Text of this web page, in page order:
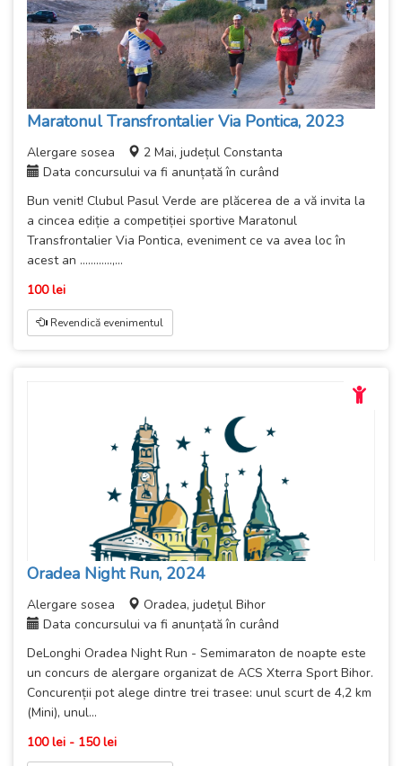
Maratonul Transfrontalier Via Pontica, 2023
Alergare sosea
2 Mai, județul Constanta
Data concursului va fi anunțată în curând
Bun venit! Clubul Pasul Verde are plăcerea de a vă invita la
a cincea ediție a competiției sportive Maratonul
Transfrontalier Via Pontica, eveniment ce va avea loc în
acest an ............,...
100 lei
Revendică evenimentul
Oradea Night Run, 2024
Alergare sosea
Oradea, județul Bihor
Data concursului va fi anunțată în curând
DeLonghi Oradea Night Run - Semimaraton de noapte este
un concurs de alergare organizat de ACS Xterra Sport Bihor.
Concurenții pot alege dintre trei trasee: unul scurt de 4,2 km
(Mini), unul...
100 lei - 150 lei